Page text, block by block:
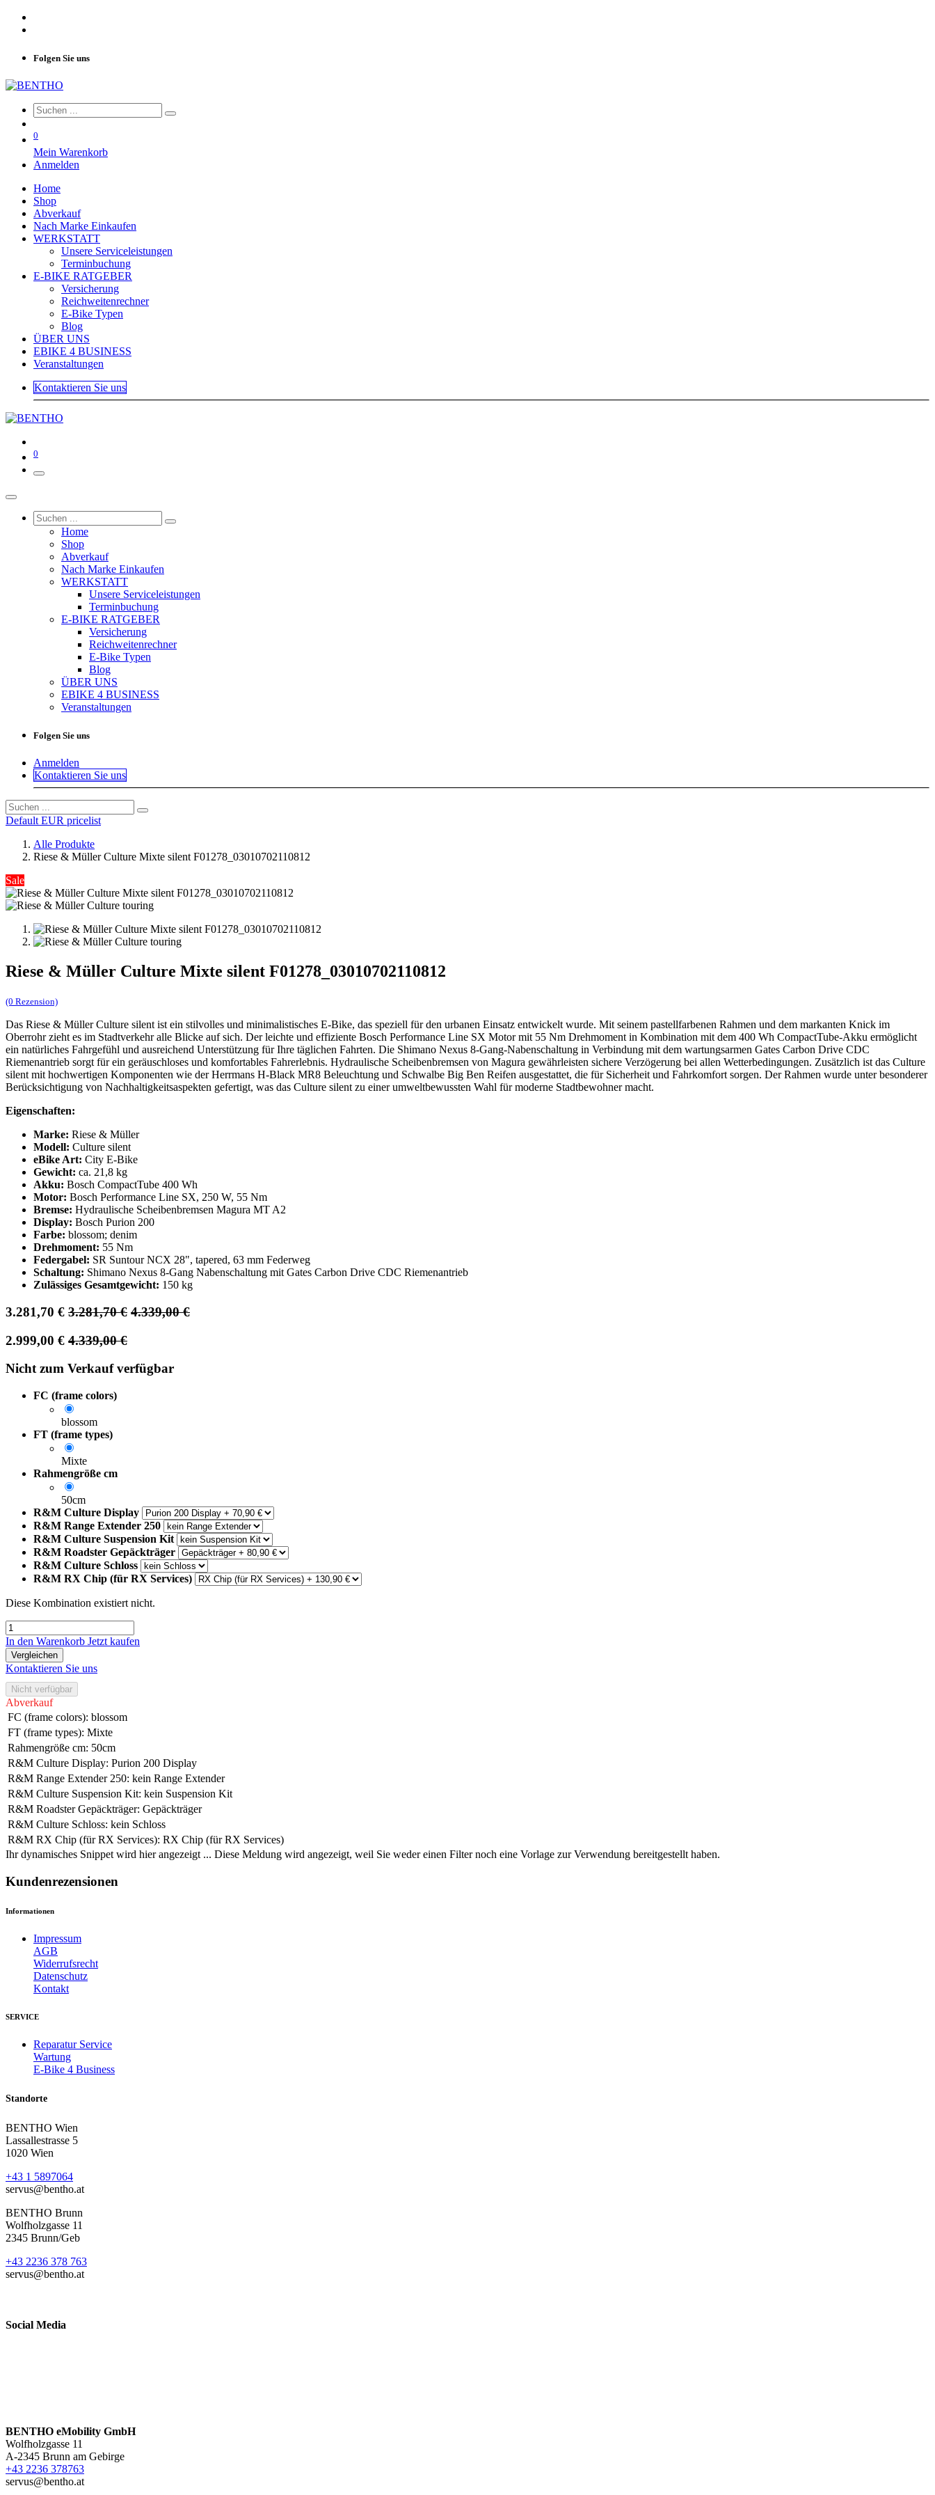
Folgen Sie uns
0
Mein Warenkorb
Anmelden
Home
Shop
Abverkauf
Nach Marke Einkaufen
WERKSTATT
Unsere Serviceleistungen
Terminbuchung
E-BIKE RATGEBER
Versicherung
Reichweitenrechner
E-Bike Typen
Blog
ÜBER UNS
EBIKE 4 BUSINESS
Veranstaltungen
Kontaktieren Sie uns
0
Home
Shop
Abverkauf
Nach Marke Einkaufen
WERKSTATT
Unsere Serviceleistungen
Terminbuchung
E-BIKE RATGEBER
Versicherung
Reichweitenrechner
E-Bike Typen
Blog
ÜBER UNS
EBIKE 4 BUSINESS
Veranstaltungen
Folgen Sie uns
Anmelden
Kontaktieren Sie uns
Default EUR pricelist
Alle Produkte
Riese & Müller Culture Mixte silent F01278_03010702110812
Sale
Riese & Müller Culture Mixte silent F01278_03010702110812
(0 Rezension)
Das Riese & Müller Culture silent ist ein stilvolles und minimalistisches E-Bike, das speziell für den urbanen Einsatz entwickelt wurde. Mit seinem pastellfarbenen Rahmen und dem markanten Knick im
Oberrohr zieht es im Stadtverkehr alle Blicke auf sich. Der leichte und effiziente Bosch Performance Line SX Motor mit 55 Nm Drehmoment in Kombination mit dem 400 Wh CompactTube-Akku ermöglicht
ein natürliches Fahrgefühl und ausreichend Unterstützung für Ihre täglichen Fahrten. Die Shimano Nexus 8-Gang-Nabenschaltung in Verbindung mit dem wartungsarmen Gates Carbon Drive CDC
Riemenantrieb sorgt für ein geräuschloses und komfortables Fahrerlebnis. Hydraulische Scheibenbremsen von Magura gewährleisten sichere Verzögerung bei allen Wetterbedingungen. Zusätzlich ist das Culture
silent mit hochwertigen Komponenten wie der Herrmans H-Black MR8 Beleuchtung und Schwalbe Big Ben Reifen ausgestattet, die für Sicherheit und Fahrkomfort sorgen. Der Rahmen wurde unter besonderer
Berücksichtigung von Nachhaltigkeitsaspekten gefertigt, was das Culture silent zu einer umweltbewussten Wahl für moderne Stadtbewohner macht.
Eigenschaften:
Marke: Riese & Müller
Modell: Culture silent
eBike Art: City E-Bike
Gewicht: ca. 21,8 kg
Akku: Bosch CompactTube 400 Wh
Motor: Bosch Performance Line SX, 250 W, 55 Nm
Bremse: Hydraulische Scheibenbremsen Magura MT A2
Display: Bosch Purion 200
Farbe: blossom; denim
Drehmoment: 55 Nm
Federgabel: SR Suntour NCX 28", tapered, 63 mm Federweg
Schaltung: Shimano Nexus 8-Gang Nabenschaltung mit Gates Carbon Drive CDC Riemenantrieb
Zulässiges Gesamtgewicht: 150 kg
3.281,70 € 3.281,70€ 4.339,00€
2.999,00 € 4.339,00€
Nicht zum Verkauf verfügbar
FC (frame colors)
blossom
FT (frame types)
Mixte
Rahmengröße cm
50cm
R&M Culture Display
R&M Range Extender 250
R&M Culture Suspension Kit
R&M Roadster Gepäckträger
R&M Culture Schloss
R&M RX Chip (für RX Services)
Diese Kombination existiert nicht.
In den Warenkorb Jetzt kaufen
Vergleichen
Kontaktieren Sie uns
Nicht verfügbar
Abverkauf
FC (frame colors): blossom
FT (frame types): Mixte
Rahmengröße cm: 50cm
R&M Culture Display: Purion 200 Display
R&M Range Extender 250: kein Range Extender
R&M Culture Suspension Kit: kein Suspension Kit
R&M Roadster Gepäckträger: Gepäckträger
R&M Culture Schloss: kein Schloss
R&M RX Chip (für RX Services): RX Chip (für RX Services)
Ihr dynamisches Snippet wird hier angezeigt ... Diese Meldung wird angezeigt, weil Sie weder einen Filter noch eine Vorlage zur Verwendung bereitgestellt haben.
Kundenrezensionen
Informationen
Impressum
AGB
Widerrufsrecht
Datenschutz
Kontakt
SERVICE
Reparatur Service
Wartung
E-Bike 4 Business
Standorte
BENTHO Wien
Lassallestrasse 5
1020 Wien
+43 1 5897064
servus@bentho.at
BENTHO Brunn
Wolfholzgasse 11
2345 Brunn/Geb
+43 2236 378 763
servus@bentho.at
Social Media
BENTHO eMobility GmbH
Wolfholzgasse 11
A-2345 Brunn am Gebirge
+43 2236 378763
servus@bentho.at